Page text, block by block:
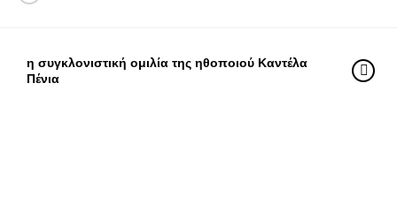
η συγκλονιστική ομιλία της ηθοποιού Καντέλα
Πένια